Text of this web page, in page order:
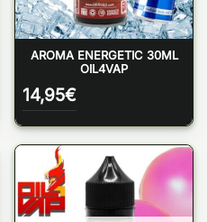
AROMA ENERGETIC 30ML
OIL4VAP
14,95€